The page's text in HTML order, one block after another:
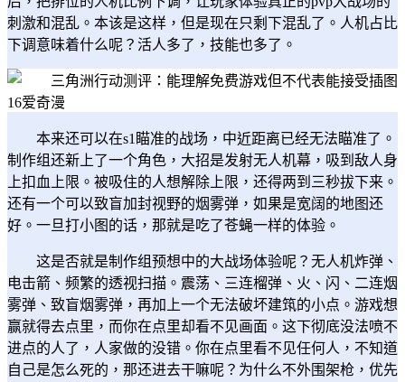
刺激和混乱。本该是这样，但是现在只剩下混乱了。人机占比
下调意味着什么呢？活人多了，技能也多了。
本来还可以在s1瞄准的战场，中近距离已经无法瞄准了。
制作组还新上了一个角色，大招是发射无人机幕，吸到敌人身
上扣血上限。被吸住的人想解除上限，还得两到三秒拔下来。
还有一个可以致盲加封视野的烟雾弹，如果是宽阔的地图还
好。一旦打小图的话，那就是吃了苍蝇一样的体验。
这是否就是制作组预想中的大战场体验呢？无人机炸弹、
电击箭、频繁的透视扫描。震荡、三连榴弹、火、闪、二连烟
雾弹、致盲烟雾弹，再加上一个无法破坏建筑的小点。游戏想
赢就得去点里，而你在点里却看不见画面。这下彻底没法喷不
进点的人了，人家做的没错。你在点里看不见任何人，不知道
自己是怎么死的，那还进去干嘛呢？为什么不外围架枪，优先